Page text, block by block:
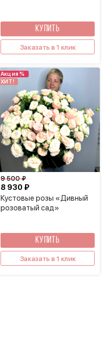
КУПИТЬ
Заказать в 1 клик
Акция %
ХИТ!
Кустовые розы «Дивный
розоватый сад»
8 930 ₽
9 500 ₽
КУПИТЬ
Заказать в 1 клик